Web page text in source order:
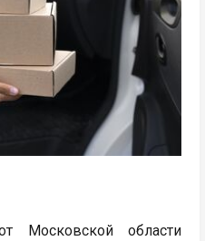
Московской области